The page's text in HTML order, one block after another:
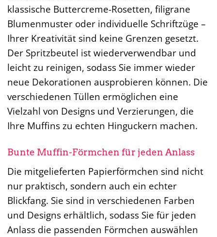
klassische Buttercreme-Rosetten, filigrane
Blumenmuster oder individuelle Schriftzüge –
Ihrer Kreativität sind keine Grenzen gesetzt.
Der Spritzbeutel ist wiederverwendbar und
leicht zu reinigen, sodass Sie immer wieder
neue Dekorationen ausprobieren können. Die
verschiedenen Tüllen ermöglichen eine
Vielzahl von Designs und Verzierungen, die
Ihre Muffins zu echten Hinguckern machen.
Bunte Muffin-Förmchen für jeden Anlass
Die mitgelieferten Papierförmchen sind nicht
nur praktisch, sondern auch ein echter
Blickfang. Sie sind in verschiedenen Farben
und Designs erhältlich, sodass Sie für jeden
Anlass die passenden Förmchen auswählen